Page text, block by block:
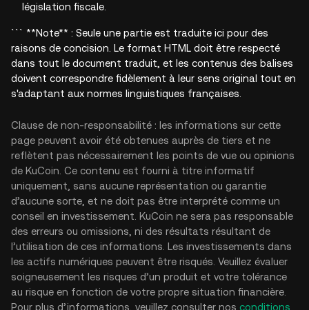
législation fiscale.
``` **Note** : Seule une partie est traduite ici pour des
raisons de concision. Le format HTML doit être respecté
dans tout le document traduit, et les contenus des balises
doivent correspondre fidèlement à leur sens original tout en
s'adaptant aux normes linguistiques françaises.
Clause de non-responsabilité : les informations sur cette
page peuvent avoir été obtenues auprès de tiers et ne
reflètent pas nécessairement les points de vue ou opinions
de KuCoin. Ce contenu est fourni à titre informatif
uniquement, sans aucune représentation ou garantie
d’aucune sorte, et ne doit pas être interprété comme un
conseil en investissement. KuCoin ne sera pas responsable
des erreurs ou omissions, ni des résultats résultant de
l’utilisation de ces informations. Les investissements dans
les actifs numériques peuvent être risqués. Veuillez évaluer
soigneusement les risques d’un produit et votre tolérance
au risque en fonction de votre propre situation financière.
Pour plus d’informations, veuillez consulter nos conditions